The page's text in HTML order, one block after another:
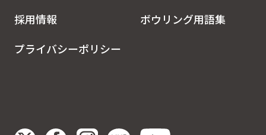
採用情報
ボウリング用語集
プライバシーポリシー